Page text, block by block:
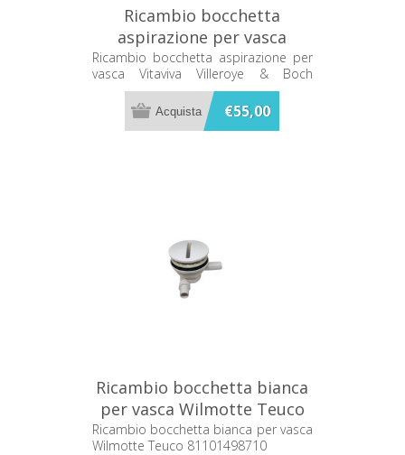
Ricambio bocchetta
aspirazione per vasca
Vitaviva Villeroye & Boch
499160
Ricambio bocchetta aspirazione per
vasca Vitaviva Villeroye & Boch
Ø50,Ø60 499160
€55,00
Ricambio bocchetta bianca
per vasca Wilmotte Teuco
81101498710
Ricambio bocchetta bianca per vasca
Wilmotte Teuco 81101498710